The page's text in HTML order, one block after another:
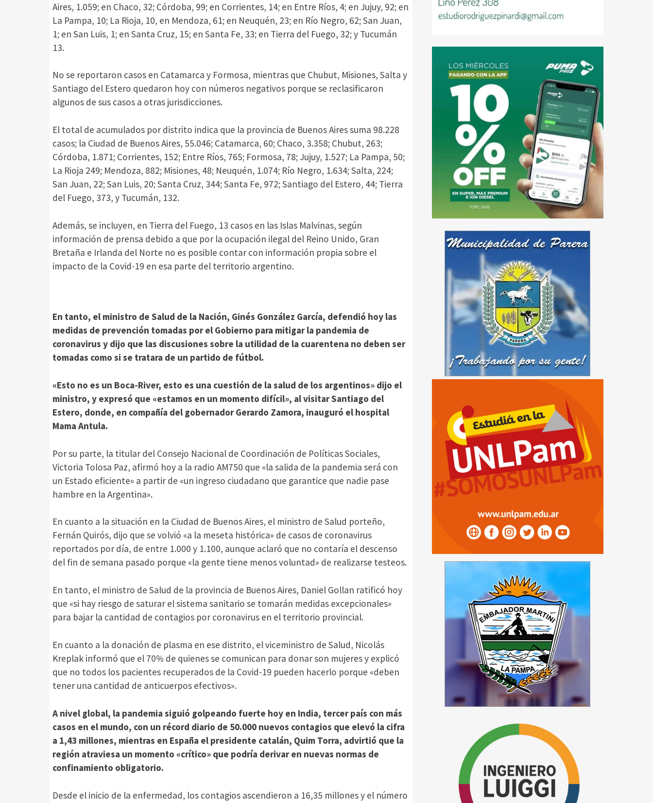
Aires, 1.059; en Chaco, 32; Córdoba, 99; en Corrientes, 14; en Entre Ríos, 4; en Jujuy, 92; en
La Pampa, 10; La Rioja, 10, en Mendoza, 61; en Neuquén, 23; en Río Negro, 62; San Juan,
1; en San Luis, 1; en Santa Cruz, 15; en Santa Fe, 33; en Tierra del Fuego, 32; y Tucumán
13.
No se reportaron casos en Catamarca y Formosa, mientras que Chubut, Misiones, Salta y
Santiago del Estero quedaron hoy con números negativos porque se reclasificaron
algunos de sus casos a otras jurisdicciones.
El total de acumulados por distrito indica que la provincia de Buenos Aires suma 98.228
casos; la Ciudad de Buenos Aires, 55.046; Catamarca, 60; Chaco, 3.358; Chubut, 263;
Córdoba, 1.871; Corrientes, 152; Entre Ríos, 765; Formosa, 78; Jujuy, 1.527; La Pampa, 50;
La Rioja 249; Mendoza, 882; Misiones, 48; Neuquén, 1.074; Río Negro, 1.634; Salta, 224;
San Juan, 22; San Luis, 20; Santa Cruz, 344; Santa Fe, 972; Santiago del Estero, 44; Tierra
del Fuego, 373, y Tucumán, 132.
Además, se incluyen, en Tierra del Fuego, 13 casos en las Islas Malvinas, según
información de prensa debido a que por la ocupación ilegal del Reino Unido, Gran
Bretaña e Irlanda del Norte no es posible contar con información propia sobre el
impacto de la Covid-19 en esa parte del territorio argentino.
En tanto, el ministro de Salud de la Nación, Ginés González García, defendió hoy las
medidas de prevención tomadas por el Gobierno para mitigar la pandemia de
coronavirus y dijo que las discusiones sobre la utilidad de la cuarentena no deben ser
tomadas como si se tratara de un partido de fútbol.
«Esto no es un Boca-River, esto es una cuestión de la salud de los argentinos» dijo el
ministro, y expresó que «estamos en un momento difícil», al visitar Santiago del
Estero, donde, en compañía del gobernador Gerardo Zamora, inauguró el hospital
Mama Antula.
Por su parte, la titular del Consejo Nacional de Coordinación de Políticas Sociales,
Victoria Tolosa Paz, afirmó hoy a la radio AM750 que «la salida de la pandemia será con
un Estado eficiente» a partir de «un ingreso ciudadano que garantice que nadie pase
hambre en la Argentina».
En cuanto a la situación en la Ciudad de Buenos Aires, el ministro de Salud porteño,
Fernán Quirós, dijo que se volvió «a la meseta histórica» de casos de coronavirus
reportados por día, de entre 1.000 y 1.100, aunque aclaró que no contaría el descenso
del fin de semana pasado porque «la gente tiene menos voluntad» de realizarse testeos.
En tanto, el ministro de Salud de la provincia de Buenos Aires, Daniel Gollan ratificó hoy
que «si hay riesgo de saturar el sistema sanitario se tomarán medidas excepcionales»
para bajar la cantidad de contagios por coronavirus en el territorio provincial.
En cuanto a la donación de plasma en ese distrito, el viceministro de Salud, Nicolás
Kreplak informó que el 70% de quienes se comunican para donar son mujeres y explicó
que no todos los pacientes recuperados de la Covid-19 pueden hacerlo porque «deben
tener una cantidad de anticuerpos efectivos».
A nivel global, la pandemia siguió golpeando fuerte hoy en India, tercer país con más
casos en el mundo, con un récord diario de 50.000 nuevos contagios que elevó la cifra
a 1,43 millones, mientras en España el presidente catalán, Quim Torra, advirtió que la
región atraviesa un momento «crítico» que podría derivar en nuevas normas de
confinamiento obligatorio.
Desde el inicio de la enfermedad, los contagios ascendieron a 16,35 millones y el número